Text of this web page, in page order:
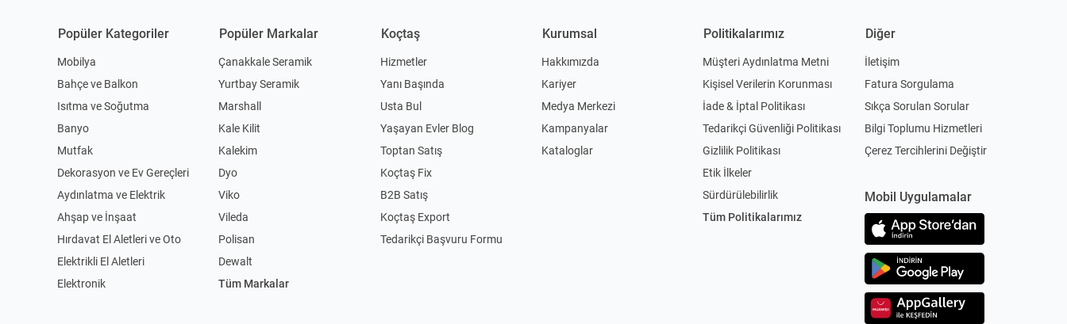
Popüler Kategoriler
Mobilya
Bahçe ve Balkon
Isıtma ve Soğutma
Banyo
Mutfak
Dekorasyon ve Ev Gereçleri
Aydınlatma ve Elektrik
Ahşap ve İnşaat
Hırdavat El Aletleri ve Oto
Elektrikli El Aletleri
Elektronik
Popüler Markalar
Çanakkale Seramik
Yurtbay Seramik
Marshall
Kale Kilit
Kalekim
Dyo
Viko
Vileda
Polisan
Dewalt
Tüm Markalar
Koçtaş
Hizmetler
Yanı Başında
Usta Bul
Yaşayan Evler Blog
Toptan Satış
Koçtaş Fix
B2B Satış
Koçtaş Export
Tedarikçi Başvuru Formu
Kurumsal
Hakkımızda
Kariyer
Medya Merkezi
Kampanyalar
Kataloglar
Politikalarımız
Müşteri Aydınlatma Metni
Kişisel Verilerin Korunması
İade & İptal Politikası
Tedarikçi Güvenliği Politikası
Gizlilik Politikası
Etik İlkeler
Sürdürülebilirlik
Tüm Politikalarımız
Diğer
İletişim
Fatura Sorgulama
Sıkça Sorulan Sorular
Bilgi Toplumu Hizmetleri
Çerez Tercihlerini Değiştir
Mobil Uygulamalar